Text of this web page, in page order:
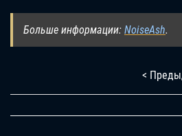
Больше информации: NoiseAsh.
<